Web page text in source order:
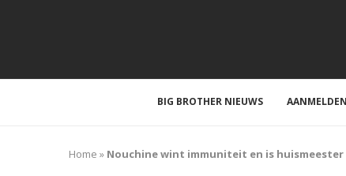
BIG BROTHER NIEUWS
Home » Nouchine wint immuniteit en is